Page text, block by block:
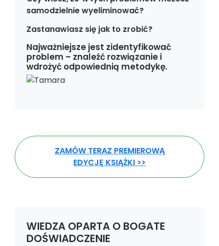
samodzielnie wyeliminować?
Zastanawiasz się jak to zrobić?
Najważniejsze jest zidentyfikować
problem – znaleźć rozwiązanie i
wdrożyć odpowiednią metodykę.
ZAMÓW TERAZ PREMIEROWĄ
EDYCJĘ KSIĄŻKI >>
WIEDZA OPARTA O BOGATE
DOŚWIADCZENIE